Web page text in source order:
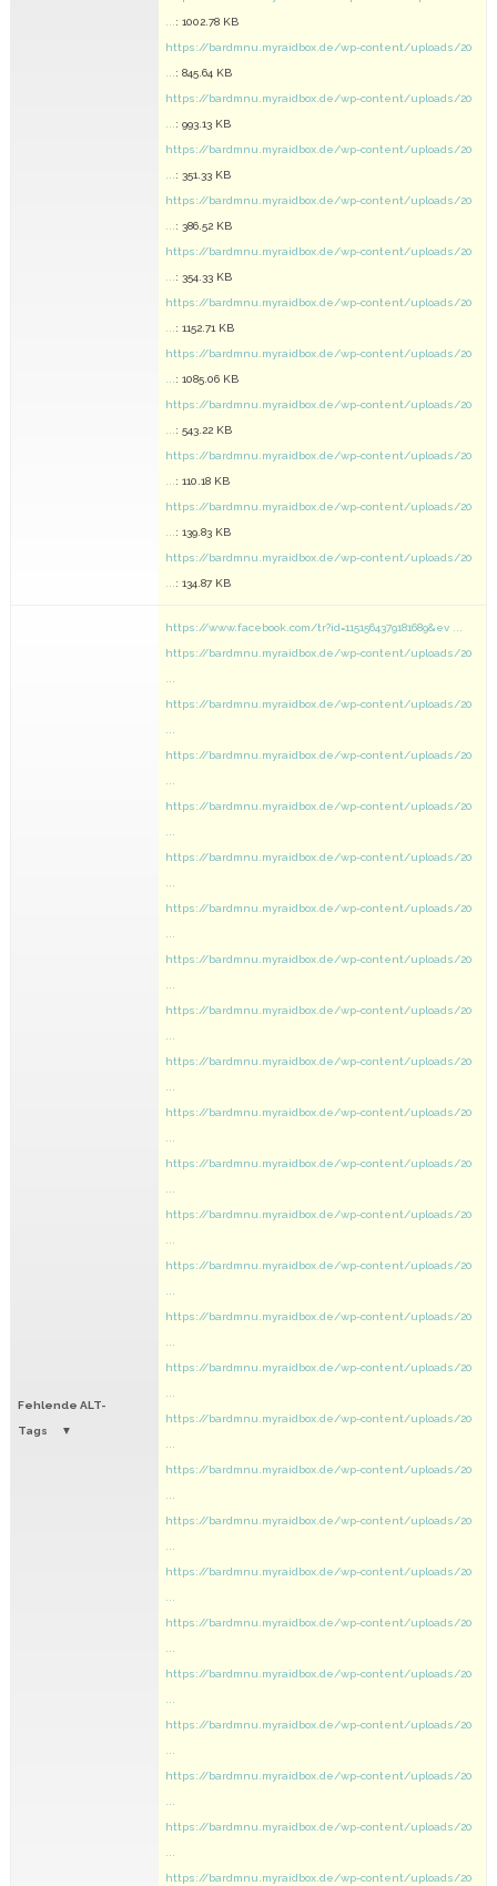
: 1002.78 KB
https://bardmnu.myraidbox.de/wp-content/uploads/20
: 845.64 KB
https://bardmnu.myraidbox.de/wp-content/uploads/20
: 993.13 KB
https://bardmnu.myraidbox.de/wp-content/uploads/20
: 351.33 KB
https://bardmnu.myraidbox.de/wp-content/uploads/20
: 386.52 KB
https://bardmnu.myraidbox.de/wp-content/uploads/20
: 354.33 KB
https://bardmnu.myraidbox.de/wp-content/uploads/20
: 1152.71 KB
https://bardmnu.myraidbox.de/wp-content/uploads/20
: 1085.06 KB
https://bardmnu.myraidbox.de/wp-content/uploads/20
: 543.22 KB
https://bardmnu.myraidbox.de/wp-content/uploads/20
: 110.18 KB
https://bardmnu.myraidbox.de/wp-content/uploads/20
: 139.83 KB
https://bardmnu.myraidbox.de/wp-content/uploads/20
: 134.87 KB
Fehlende ALT-
Tags
https://www.facebook.com/tr?id=1151564379181689&ev ...
https://bardmnu.myraidbox.de/wp-content/uploads/20
https://bardmnu.myraidbox.de/wp-content/uploads/20
https://bardmnu.myraidbox.de/wp-content/uploads/20
https://bardmnu.myraidbox.de/wp-content/uploads/20
https://bardmnu.myraidbox.de/wp-content/uploads/20
https://bardmnu.myraidbox.de/wp-content/uploads/20
https://bardmnu.myraidbox.de/wp-content/uploads/20
https://bardmnu.myraidbox.de/wp-content/uploads/20
https://bardmnu.myraidbox.de/wp-content/uploads/20
https://bardmnu.myraidbox.de/wp-content/uploads/20
https://bardmnu.myraidbox.de/wp-content/uploads/20
https://bardmnu.myraidbox.de/wp-content/uploads/20
https://bardmnu.myraidbox.de/wp-content/uploads/20
https://bardmnu.myraidbox.de/wp-content/uploads/20
https://bardmnu.myraidbox.de/wp-content/uploads/20
https://bardmnu.myraidbox.de/wp-content/uploads/20
https://bardmnu.myraidbox.de/wp-content/uploads/20
https://bardmnu.myraidbox.de/wp-content/uploads/20
https://bardmnu.myraidbox.de/wp-content/uploads/20
https://bardmnu.myraidbox.de/wp-content/uploads/20
https://bardmnu.myraidbox.de/wp-content/uploads/20
https://bardmnu.myraidbox.de/wp-content/uploads/20
https://bardmnu.myraidbox.de/wp-content/uploads/20
https://bardmnu.myraidbox.de/wp-content/uploads/20
https://bardmnu.myraidbox.de/wp-content/uploads/20